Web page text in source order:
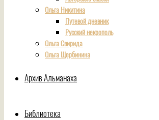
Ольга Никитина
Путевой дневник
Русский некрополь
Ольга Свирида
Ольга Щербинина
Архив Альманаха
Библиотека